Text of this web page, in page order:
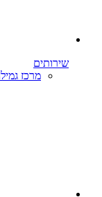
שירותים
מרכז